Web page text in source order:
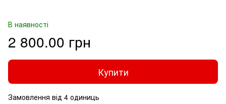
В наявності
2 800.00 грн
Купити
Замовлення від 4 одиниць